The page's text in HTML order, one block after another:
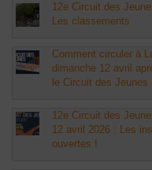
12e Circuit des
Les classements
Comment circuler à
dimanche 12 avril
le Circuit des Jeunes
12e Circuit des
12 avril 2026 : Les
ouvertes !